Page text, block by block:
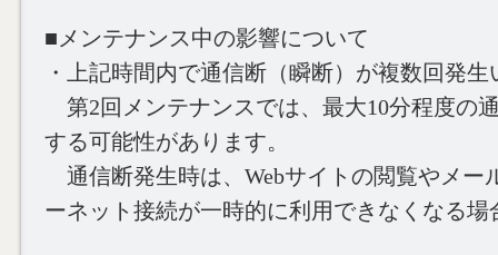
■メンテナンス中の影響について
・上記時間内で通信断（瞬断）が複数回発
第2回メンテナンスでは、最大10分程度の
する可能性があります。
通信断発生時は、Webサイトの閲覧やメー
ーネット接続が一時的に利用できなくなる場